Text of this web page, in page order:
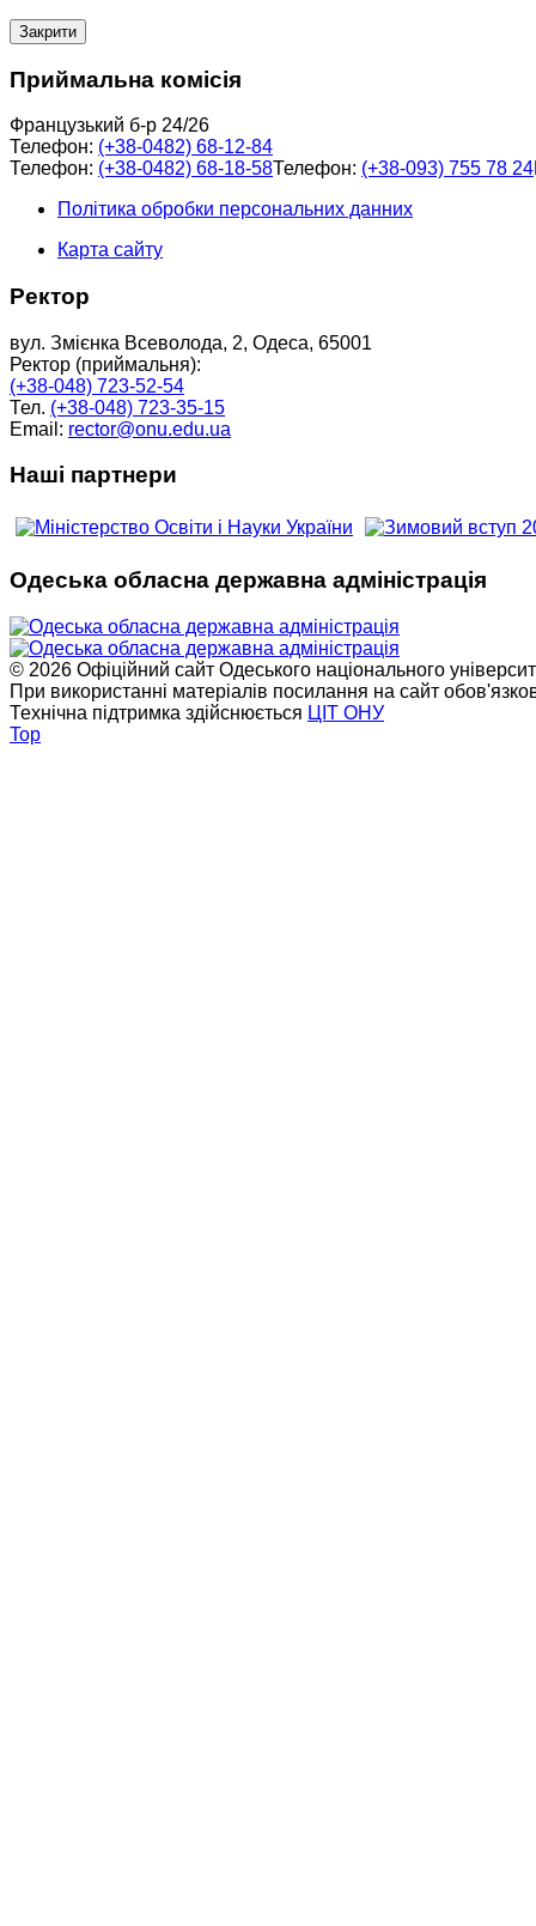
Закрити
Приймальна комісія
Французький б-р 24/26
Телефон: (+38-0482) 68-12-84
Телефон: (+38-0482) 68-18-58Телефон: (+38-093) 755 78 24
Політика обробки персональних данних
Карта сайту
Ректор
вул. Змієнка Всеволода, 2, Одеса, 65001
Ректор (приймальня):
(+38-048) 723-52-54
Тел. (+38-048) 723-35-15
Email: rector@onu.edu.ua
Наші партнери
Одеська обласна державна адміністрація
© 2026 Офіційний сайт Одеського національного
При використанні матеріалів посилання на сайт
Технічна підтримка здійснюється ЦІТ ОНУ
Top